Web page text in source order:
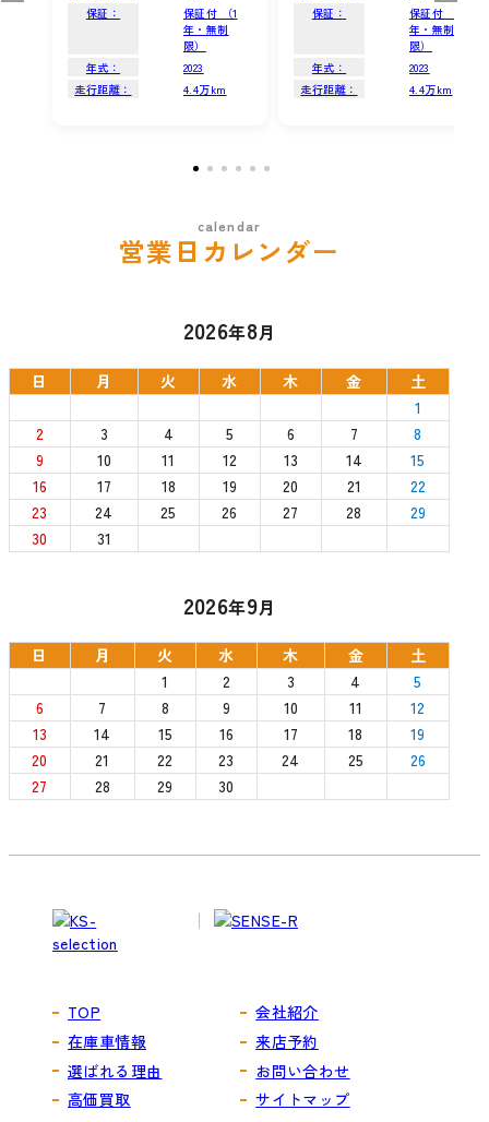
保証：
保証付 （1
年・無制
限）
年式：
2023
走行距離：
4.4万km
保証：
保証付 （1
年・無制
限）
年式：
2023
走行距離：
4.4万km
営業日カレンダー
2026年8月
日 月 火 水 木 金
土
1
2
3 4 5 6 7
8
9
10 11 12 13 14
15
16
17 18 19 20 21
22
23
24 25 26 27 28
29
30
31
2026年9月
日 月 火 水 木 金
土
1
2 3 4
5
6
7 8 9 10 11
12
13
14 15 16 17 18
19
20
21 22 23 24 25
26
27
28 29 30
TOP
在庫車情報
選ばれる理由
高価買取
会社紹介
来店予約
お問い合わせ
サイトマップ